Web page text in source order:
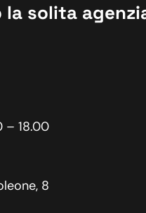
la solita
– 18.00
8